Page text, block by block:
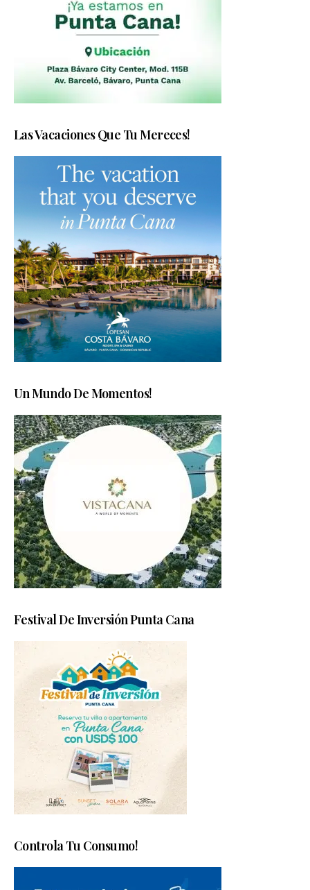
Las Vacaciones Que Tu Mereces!
Un Mundo De Momentos!
Festival De Inversión Punta Cana
Controla Tu Consumo!